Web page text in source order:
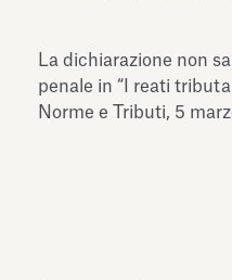
ampliando gli spazi
dell’Antiquarium di
Torlonia
Leggi tutto
La dichiarazione non
penale in “I reati
Norme e Tributi, 5